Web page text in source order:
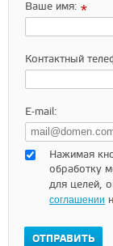
Ваше имя: *
Контактный
E-mail:
Нажимая
обработку
для целей,
соглашении
ОТПРАВИТЬ